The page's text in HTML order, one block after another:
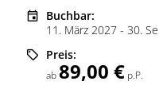
Buchbar:
11. März 2027 - 30.
Preis:
ab89,00 € p.P.